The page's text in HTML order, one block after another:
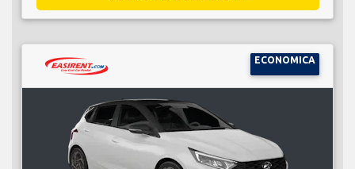
ECONOMICA